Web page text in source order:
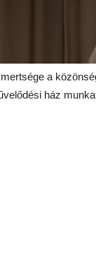
a
ház